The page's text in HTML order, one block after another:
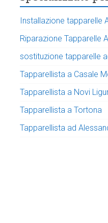
Installazione tapparelle
Riparazione Tapparelle
sostituzione tapparelle
Tapparellista a Casale
Tapparellista a Novi
Tapparellista a Tortona
Tapparellista ad